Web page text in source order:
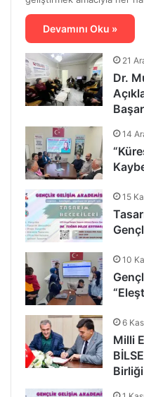
Devamını Oku »
21
Dr.
14
15
10
6
Milli